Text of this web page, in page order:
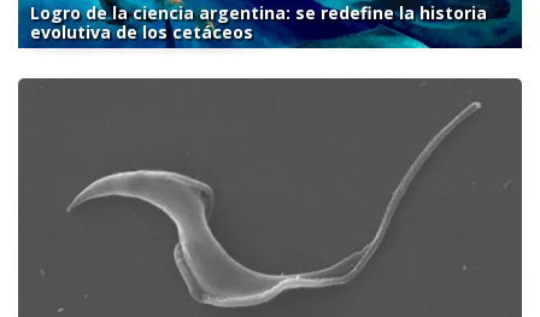
Logro de la ciencia argentina: se redefine la historia
evolutiva de los cetáceos